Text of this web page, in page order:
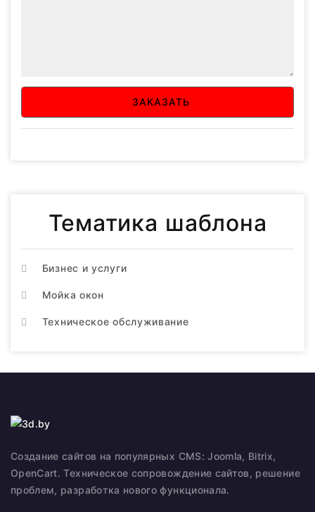
ЗАКАЗАТЬ
Тематика шаблона
Бизнес и услуги
Мойка окон
Техническое обслуживание
Создание сайтов на популярных CMS: Joomla, Bitrix,
OpenCart. Техническое сопровождение сайтов, решение
проблем, разработка нового функционала.